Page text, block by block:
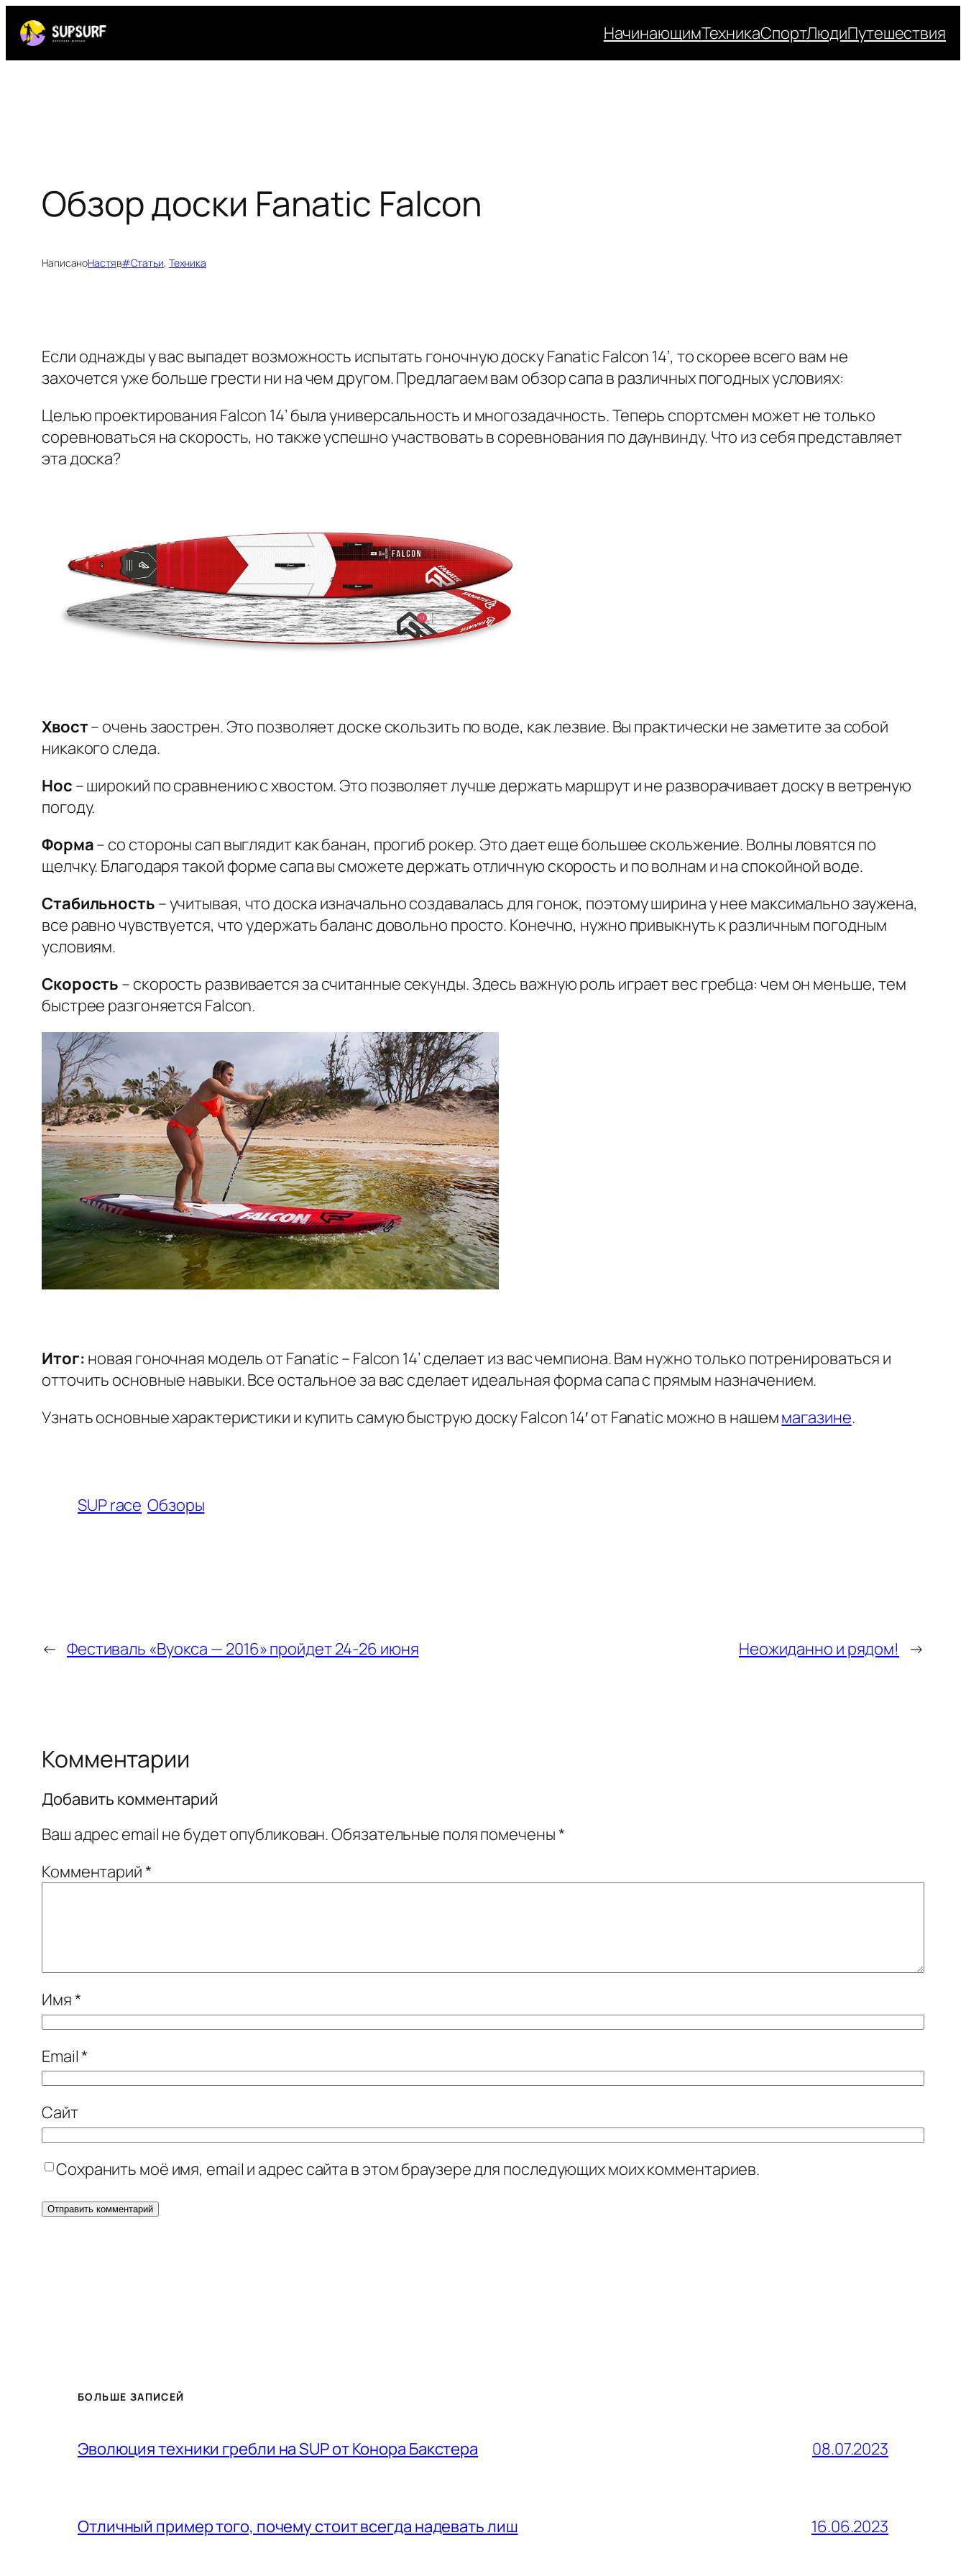
Перейти
содержимому
НачинающимТехникаСпортЛюдиПутешествия
Обзор доски Fanatic Falcon
НаписаноНастяв#Статьи, Техника
Если однажды у вас выпадет возможность испытать гоночную доску Fanatic Falcon 14’, то скорее всего вам не
захочется уже больше грести ни на чем другом. Предлагаем вам обзор сапа в различных погодных условиях:
Целью проектирования Falcon 14’ была универсальность и многозадачность. Теперь спортсмен может не только
соревноваться на скорость, но также успешно участвовать в соревнования по даунвинду. Что из себя представляет
эта доска?
Хвост– очень заострен. Это позволяет доске скользить по воде, как лезвие. Вы практически не заметите за собой
никакого следа.
Нос – широкий по сравнению с хвостом. Это позволяет лучше держать маршрут и не разворачивает доску в ветреную
погоду.
Форма– со стороны сап выглядит как банан, прогиб рокер. Это дает еще большее скольжение. Волны ловятся по
щелчку. Благодаря такой форме сапа вы сможете держать отличную скорость и по волнам и на спокойной воде.
Стабильность – учитывая, что доска изначально создавалась для гонок, поэтому ширина у нее максимально заужена,
все равно чувствуется, что удержать баланс довольно просто. Конечно, нужно привыкнуть к различным погодным
условиям.
Скорость – скорость развивается за считанные секунды. Здесь важную роль играет вес гребца: чем он меньше, тем
быстрее разгоняется Falcon.
Итог: новая гоночная модель от Fanatic – Falcon 14’ сделает из вас чемпиона. Вам нужно только потренироваться и
отточить основные навыки. Все остальное за вас сделает идеальная форма сапа с прямым назначением.
Узнать основные характеристики и купить самую быструю доску Falcon 14′ от Fanatic можно в нашеммагазине.
SUP race Обзоры
← Фестиваль «Вуокса — 2016» пройдет 24-26 июня Неожиданно и рядом! →
Комментарии
Добавить комментарий
Ваш адрес email не будет опубликован.Обязательные поля помечены*
Комментарий*
Имя*
Email*
Сайт
Сохранить моё имя, email и адрес сайта в этом браузере для последующих моих комментариев.
БОЛЬШЕ ЗАПИСЕЙ
Эволюция техники гребли на SUP от Конора Бакстера 08.07.2023
Отличный пример того, почему стоит всегда надевать лиш 16.06.2023